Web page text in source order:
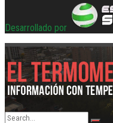
Desarrollado por